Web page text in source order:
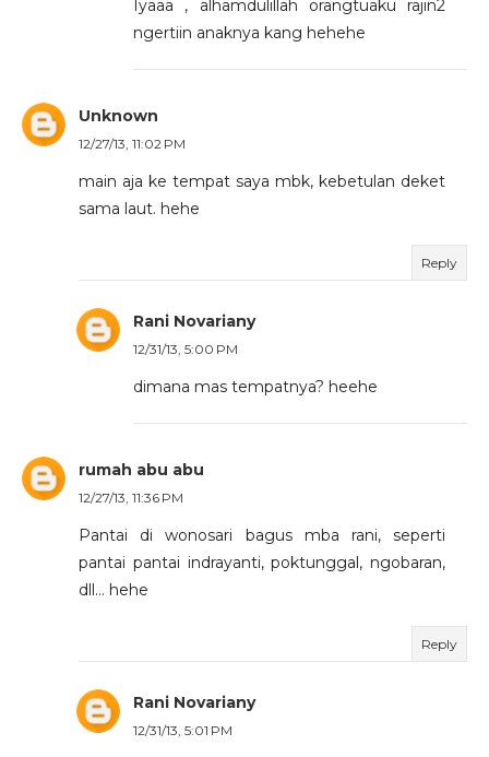
Iyaaa , alhamdulillah orangtuaku rajin2
ngertiin anaknya kang hehehe
Unknown
12/27/13, 11:02 PM
main aja ke tempat saya mbk, kebetulan deket
sama laut. hehe
Reply
Rani Novariany
12/31/13, 5:00 PM
dimana mas tempatnya? heehe
rumah abu abu
12/27/13, 11:36 PM
Pantai di wonosari bagus mba rani, seperti
pantai pantai indrayanti, poktunggal, ngobaran,
dll... hehe
Reply
Rani Novariany
12/31/13, 5:01 PM